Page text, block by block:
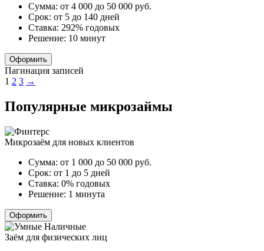
Сумма: от 4 000 до 50 000 руб.
Срок: от 5 до 140 дней
Ставка: 292% годовых
Решение: 10 минут
Оформить
Пагинация записей
1 2 3 →
Популярные микрозаймы
Микрозаём для новых клиентов
Сумма: от 1 000 до 50 000 руб.
Срок: от 1 до 5 дней
Ставка: 0% годовых
Решение: 1 минута
Оформить
Заём для физических лиц